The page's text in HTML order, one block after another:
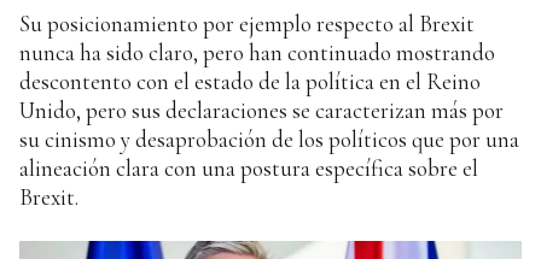
Su posicionamiento por ejemplo respecto al Brexit
nunca ha sido claro, pero han continuado mostrando
descontento con el estado de la política en el Reino
Unido, pero sus declaraciones se caracterizan más por
su cinismo y desaprobación de los políticos que por una
alineación clara con una postura específica sobre el
Brexit.